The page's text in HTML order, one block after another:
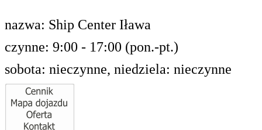
nazwa: Ship Center Iława
czynne: 9:00 - 17:00 (pon.-pt.)
sobota: nieczynne, niedziela: nieczynne